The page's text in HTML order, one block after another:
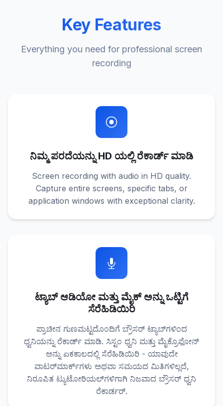
Key Features
Everything you need for professional screen
recording
ನಿಮ್ಮ ಪರದೆಯನ್ನು HD ಯಲ್ಲಿ ರೆಕಾರ್ಡ್ ಮಾಡಿ
Screen recording with audio in HD quality.
Capture entire screens, specific tabs, or
application windows with exceptional clarity.
ಟ್ಯಾಬ್ ಆಡಿಯೋ ಮತ್ತು ಮೈಕ್ ಅನ್ನು ಒಟ್ಟಿಗೆ
ಸೆರೆಹಿಡಿಯಿರಿ
ಪ್ರಾಚೀನ ಗುಣಮಟ್ಟದೊಂದಿಗೆ ಬ್ರೌಸರ್ ಟ್ಯಾಬ್‌ಗಳಿಂದ
ಧ್ವನಿಯನ್ನು ರೆಕಾರ್ಡ್ ಮಾಡಿ. ಸಿಸ್ಟಂ ಧ್ವನಿ ಮತ್ತು ಮೈಕ್ರೊಫೋನ್
ಅನ್ನು ಏಕಕಾಲದಲ್ಲಿ ಸೆರೆಹಿಡಿಯಿರಿ - ಯಾವುದೇ
ವಾಟರ್‌ಮಾರ್ಕ್‌ಗಳು ಅಥವಾ ಸಮಯದ ಮಿತಿಗಳಿಲ್ಲದೆ,
ನಿರೂಪಿತ ಟ್ಯುಟೋರಿಯಲ್‌ಗಳಿಗಾಗಿ ನಿಜವಾದ ಬ್ರೌಸರ್ ಧ್ವನಿ
ರೆಕಾರ್ಡರ್.